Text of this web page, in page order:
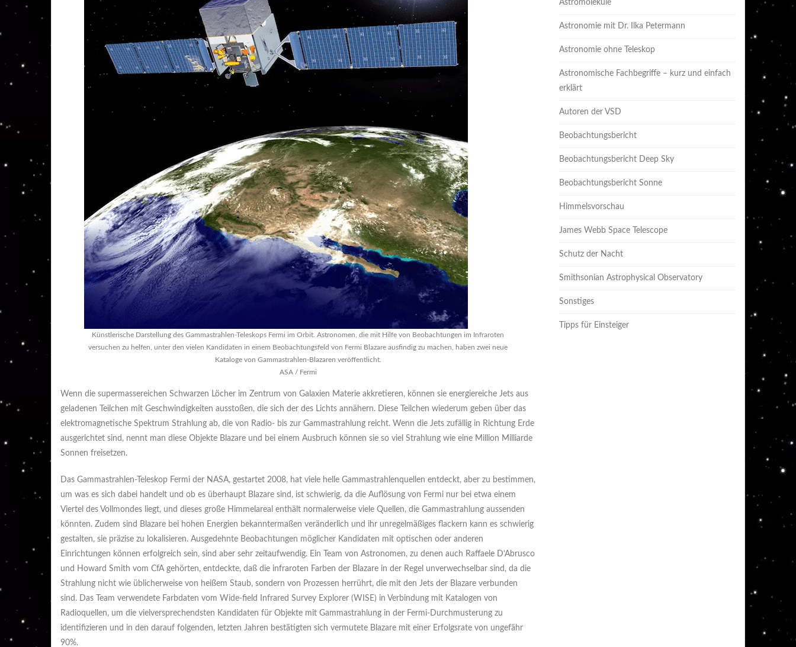
Künstlerische Darstellung des Gammastrahlen-Teleskops Fermi im Orbit. Astronomen, die mit Hilfe von Beobachtungen im Infraroten
versuchen zu helfen, unter den vielen Kandidaten in einem Beobachtungsfeld von Fermi Blazare ausfindig zu machen, haben zwei neue
Kataloge von Gammastrahlen-Blazaren veröffentlicht.
ASA / Fermi
Wenn die supermassereichen Schwarzen Löcher im Zentrum von Galaxien Materie akkretieren, können sie energiereiche Jets aus
geladenen Teilchen mit Geschwindigkeiten ausstoßen, die sich der des Lichts annähern. Diese Teilchen wiederum geben über das
elektromagnetische Spektrum Strahlung ab, die von Radio- bis zur Gammastrahlung reicht. Wenn die Jets zufällig in Richtung Erde
ausgerichtet sind, nennt man diese Objekte Blazare und bei einem Ausbruch können sie so viel Strahlung wie eine Million Milliarde
Sonnen freisetzen.
Das Gammastrahlen-Teleskop Fermi der NASA, gestartet 2008, hat viele helle Gammastrahlenquellen entdeckt, aber zu bestimmen,
um was es sich dabei handelt und ob es überhaupt Blazare sind, ist schwierig, da die Auflösung von Fermi nur bei etwa einem
Viertel des Vollmondes liegt, und dieses große Himmelareal enthält normalerweise viele Quellen, die Gammastrahlung aussenden
könnten. Zudem sind Blazare bei hohen Energien bekanntermaßen veränderlich und ihr unregelmäßiges flackern kann es schwierig
gestalten, sie präzise zu lokalisieren. Ausgedehnte Beobachtungen möglicher Kandidaten mit optischen oder anderen
Einrichtungen können erfolgreich sein, sind aber sehr zeitaufwendig. Ein Team von Astronomen, zu denen auch Raffaele D’Abrusco
und Howard Smith vom CfA gehörten, entdeckte, daß die infraroten Farben der Blazare in der Regel unverwechselbar sind, da die
Strahlung nicht wie üblicherweise von heißem Staub, sondern von Prozessen herrührt, die mit den Jets der Blazare verbunden
sind. Das Team verwendete Farbdaten vom Wide-field Infrared Survey Explorer (WISE) in Verbindung mit Katalogen von
Radioquellen, um die vielversprechendsten Kandidaten für Objekte mit Gammastrahlung in der Fermi-Durchmusterung zu
identifizieren und in den darauf folgenden, letzten Jahren bestätigten sich vermutete Blazare mit einer Erfolgsrate von ungefähr
90%.
Astromoleküle
Astronomie mit Dr. Ilka Petermann
Astronomie ohne Teleskop
Astronomische Fachbegriffe – kurz und einfach
erklärt
Autoren der VSD
Beobachtungsbericht
Beobachtungsbericht Deep Sky
Beobachtungsbericht Sonne
Himmelsvorschau
James Webb Space Telescope
Schutz der Nacht
Smithsonian Astrophysical Observatory
Sonstiges
Tipps für Einsteiger